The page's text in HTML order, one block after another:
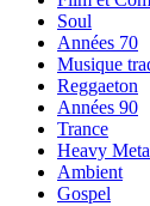
Soul
Années 70
Musique
Reggaeton
Années 90
Trance
Heavy
Ambient
Gospel